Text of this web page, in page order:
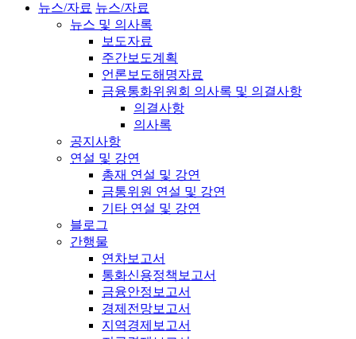
뉴스/자료 뉴스/자료
뉴스 및 의사록
보도자료
주간보도계획
언론보도해명자료
금융통화위원회 의사록 및 의결사항
의결사항
의사록
공지사항
연설 및 강연
총재 연설 및 강연
금통위원 연설 및 강연
기타 연설 및 강연
블로그
간행물
연차보고서
통화신용정책보고서
금융안정보고서
경제전망보고서
지역경제보고서